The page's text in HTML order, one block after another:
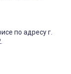
по адресу г.